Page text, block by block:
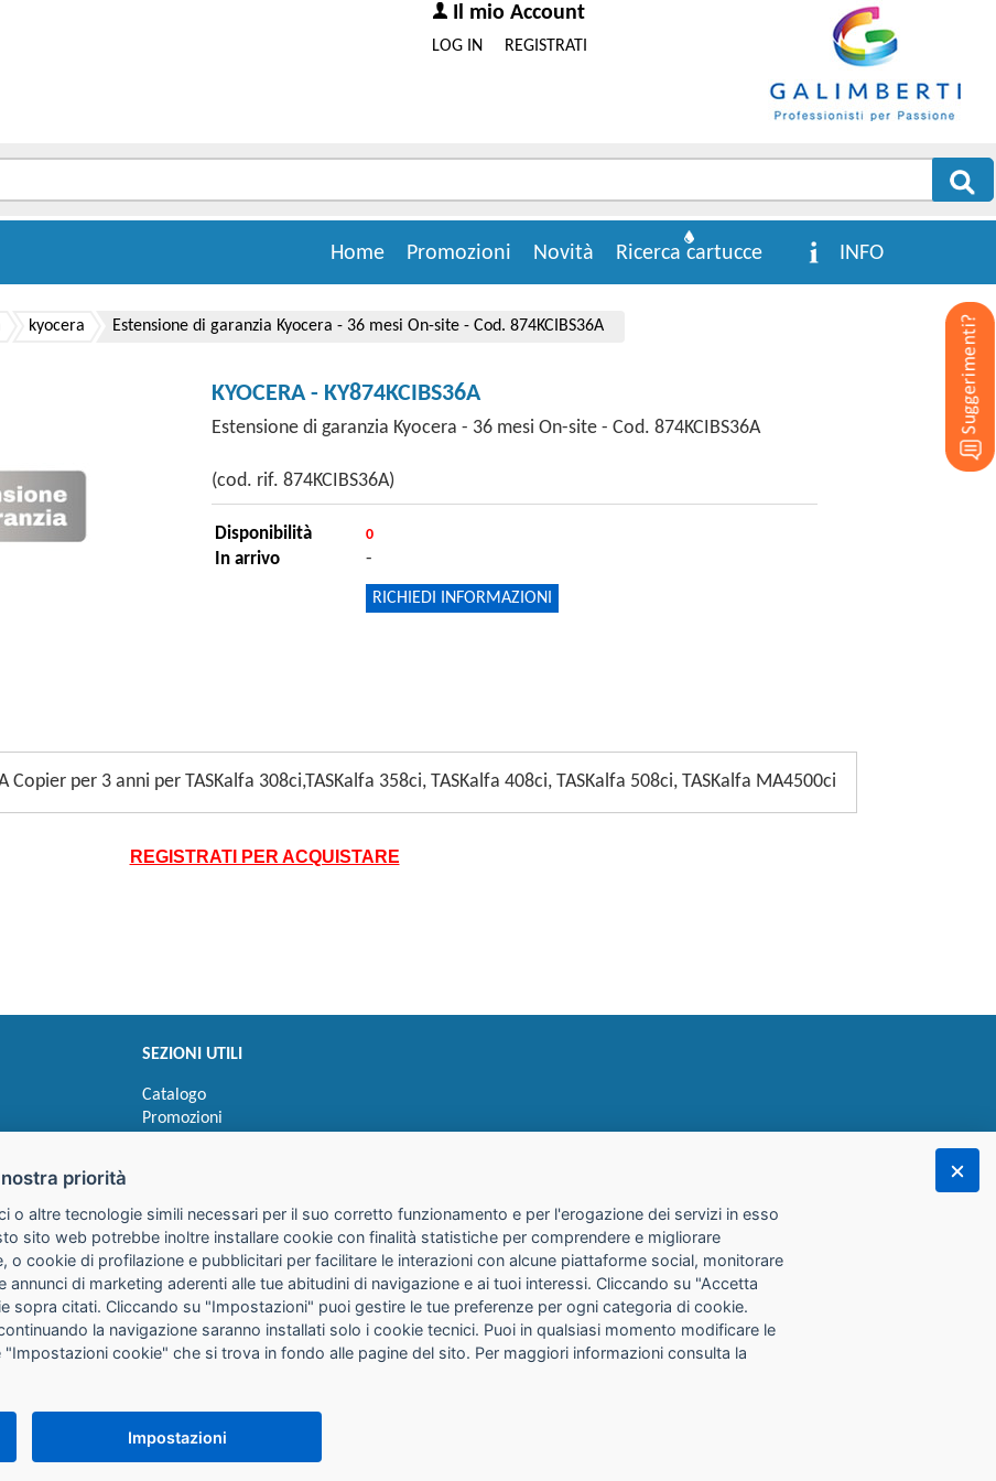
Il mio Account
REGISTRATI
LOG IN
INFO
Ricerca cartucce
Novità
Promozioni
Home
kyocera Estensione di garanzia Kyocera - 36 mesi On-site - Cod. 874KCIBS36A
KYOCERA - KY874KCIBS36A
Estensione di garanzia Kyocera - 36 mesi On-site - Cod. 874KCIBS36A
(cod. rif. 874KCIBS36A)
Disponibilità 0
In arrivo -
RICHIEDI INFORMAZIONI
Copier per 3 anni per TASKalfa 308ci,TASKalfa 358ci, TASKalfa 408ci, TASKalfa 508ci, TASKalfa MA4500ci
REGISTRATI PER ACQUISTARE
SEZIONI UTILI
Catalogo
Promozioni
Gavardo (BS)
PEC:galimberti@pec.galimbertiweb.it
Registro Imprese Brescia N° REA BS-347784 Cap. Soc. € 50.000,00 i.v.
priorità
o altre tecnologie simili necessari per il suo corretto funzionamento e per l'erogazione dei servizi in esso
sito web potrebbe inoltre installare cookie con finalità statistiche per comprendere e migliorare
o cookie di profilazione e pubblicitari per facilitare le interazioni con alcune piattaforme social, monitorare
di marketing aderenti alle tue abitudini di navigazione e ai tuoi interessi. Cliccando su "Accetta
sopra citati. Cliccando su "Impostazioni" puoi gestire le tue preferenze per ogni categoria di cookie.
la navigazione saranno installati solo i cookie tecnici. Puoi in qualsiasi momento modificare le
cookie" che si trova in fondo alle pagine del sito. Per maggiori informazioni consulta la
Impostazioni